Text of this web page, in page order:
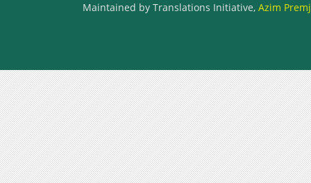
Maintained by Translations Initiative, Azim